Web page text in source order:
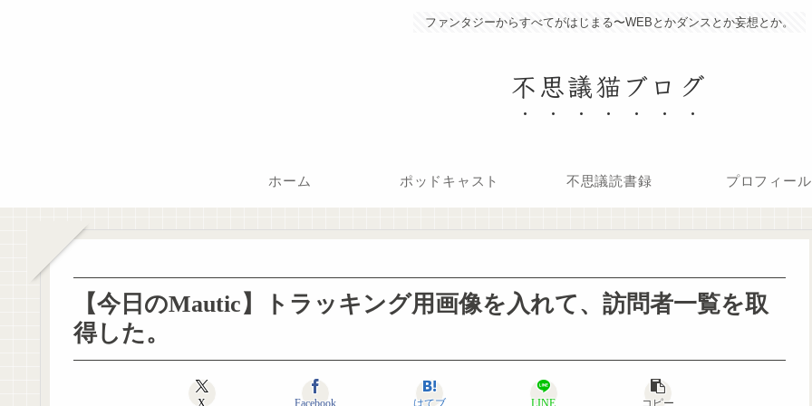
ファンタジーからすべてがはじまる〜WEBとかダンスとか妄想とか。
不思議猫ブログ
ホーム ポッドキャスト 不思議読書録 プロフィール
【今日のMautic】トラッキング用画像を入れて、訪問者一覧を取
得した。